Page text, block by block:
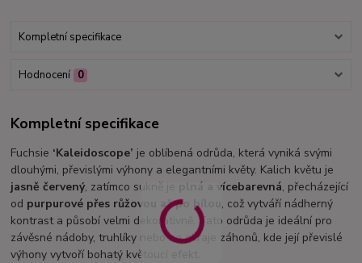
Kompletní specifikace
Hodnocení 0
Kompletní specifikace
Fuchsie ‘Kaleidoscope’ je oblíbená odrůda, která vyniká svými
dlouhými, převislými výhony a elegantními květy. Kalich květu je
jasně červený, zatímco sukně je plná a vícebarevná, přecházející
od purpurové přes růžovou až po bílou , což vytváří nádherný
kontrast a působí velmi dekorativně. Tato odrůda je ideální pro
závěsné nádoby, truhlíky nebo na okraje záhonů, kde její převislé
výhony vytvoří bohatý květoucí efekt.